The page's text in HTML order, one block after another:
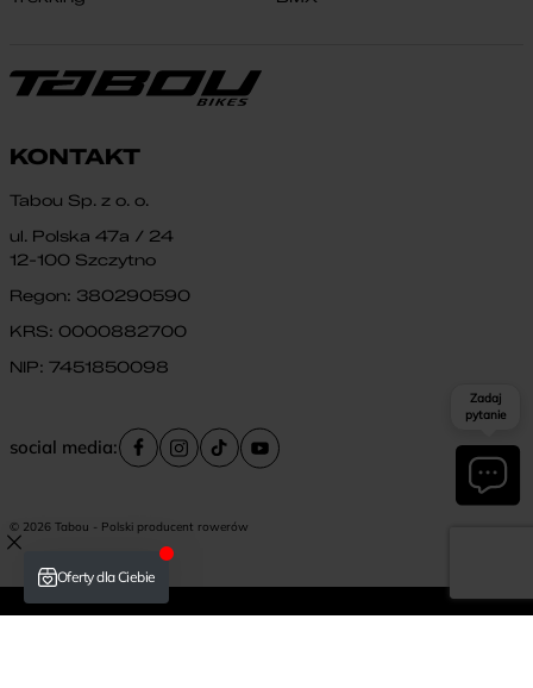
KONTAKT
Tabou Sp. z o. o.
ul. Polska 47a / 24
12-100 Szczytno
Regon: 380290590
KRS: 0000882700
NIP: 7451850098
social media:
© 2026 Tabou - Polski producent rowerów
Zadaj
pytanie